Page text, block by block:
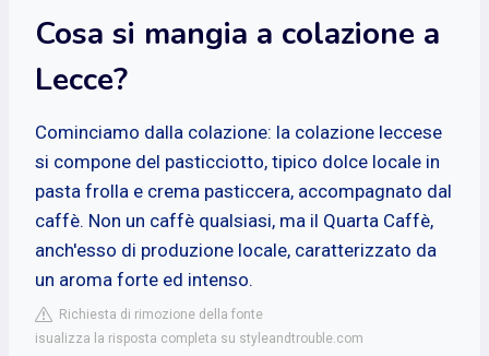
Cosa si mangia a colazione a
Lecce?
Cominciamo dalla colazione: la colazione leccese
si compone del pasticciotto, tipico dolce locale in
pasta frolla e crema pasticcera, accompagnato dal
caffè. Non un caffè qualsiasi, ma il Quarta Caffè,
anch'esso di produzione locale, caratterizzato da
un aroma forte ed intenso.
Richiesta di rimozione della fonte
isualizza la risposta completa su styleandtrouble.com